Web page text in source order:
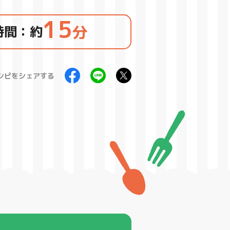
間：約15分
ピをシェアする